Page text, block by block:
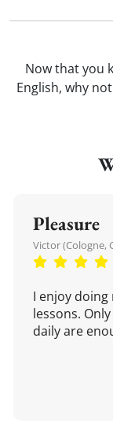
Now that you
English, why
Pleasure
Victor (Cologne,
I enjoy doing
lessons.
daily are